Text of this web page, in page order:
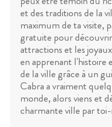
et des traditions de la
maximum de ta visite,
gratuite pour
attractions et les
en apprenant l'histoire
de la ville grâce à un
Cabra a vraiment
monde, alors viens et
charmante ville par